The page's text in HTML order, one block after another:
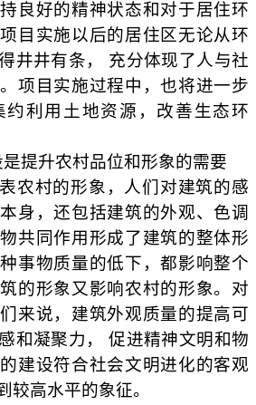
良好的精神状态和对于居住环
目实施以后的居住区无论从环
井井有条，
充分体现了人与社
项目实施过程中，也将进一步
约利用土地资源，改善生态环
提升农村品位和形象的需要
农村的形象，人们对建筑的感
身，还包括建筑的外观、色调
共同作用形成了建筑的整体形
事物质量的低下，都影响整个
的形象又影响农村的形象。对
来说，建筑外观质量的提高可
和凝聚力，
促进精神文明和物
建设符合社会文明进化的客观
较高水平的象征。